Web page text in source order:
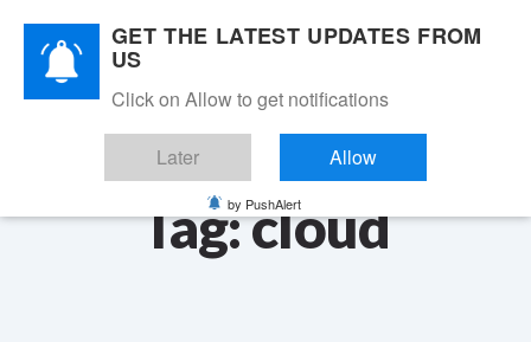
to
primary
navigation
Fr
Toggle
Tag: cloud
GET THE LATEST UPDATES FROM
US
Click on Allow to get notifications
Later Allow
by PushAlert